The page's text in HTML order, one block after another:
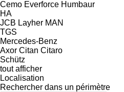
Cemo Everforce Humbaur
HA
JCB Layher MAN
TGS
Mercedes-Benz
Axor Citan Citaro
Schütz
tout afficher
Localisation
Rechercher dans un périmètre